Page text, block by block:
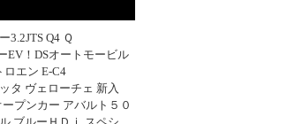
3.2JTS Q4 Ｑ
EV！DSオートモービル
ロエン E-C4
タ ヴェローチェ 新入
プンカー アバルト５０